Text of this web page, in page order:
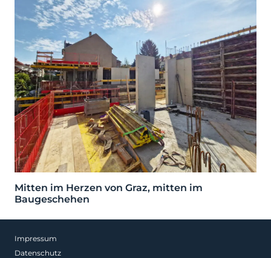
Mitten im Herzen von Graz, mitten im
Baugeschehen
Impressum
Datenschutz